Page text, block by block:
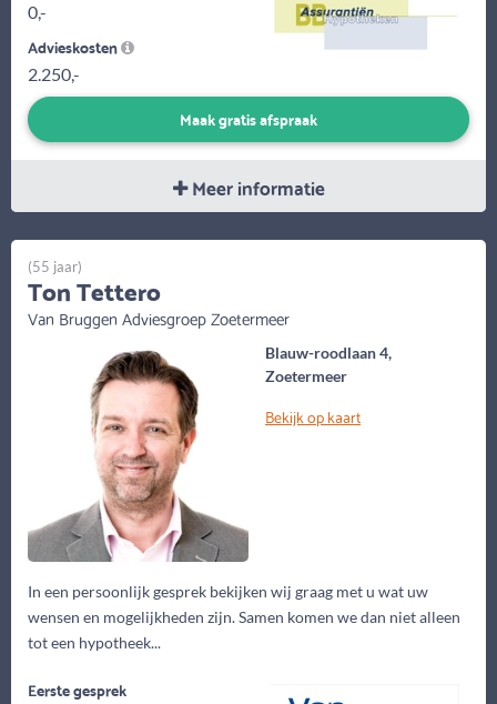
0,-
Advieskosten
2.250,-
Maak gratis afspraak
Meer informatie
Blauw-roodlaan 4,
Zoetermeer
Bekijk op kaart
In een persoonlijk gesprek bekijken wij graag met u wat uw
wensen en mogelijkheden zijn. Samen komen we dan niet alleen
tot een hypotheek...
(55 jaar)
Ton Tettero
Van Bruggen Adviesgroep Zoetermeer
Eerste gesprek